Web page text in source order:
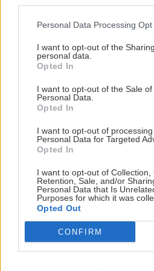
Personal Data Processing
I want to opt-out of the
personal data.
Opted In
I want to opt-out of the Sale of
Personal Data.
Opted In
I want to opt-out of
Personal Data for Targeted
Opted In
I want to opt-out of Collection,
Retention, Sale, and/or
Personal Data that Is
Purposes for which it was
Opted Out
CONFIRM
εκκενώθηκαν χωριά
GOSSIP - LIFESTYLE
φωτογραφία τους από το
ΚΟΙΝΩΝΙΑ
Άγριος ξυλοδαρμός
ΣΠΙΤΙ
Τι θα φάμε σήμερα;
παντρεύτηκαν
ΚΟΣΜΟΣ
τζόκινγκ - Του
προσπάθησε να
με το αυτοκίνητο!
Falcon 9 της